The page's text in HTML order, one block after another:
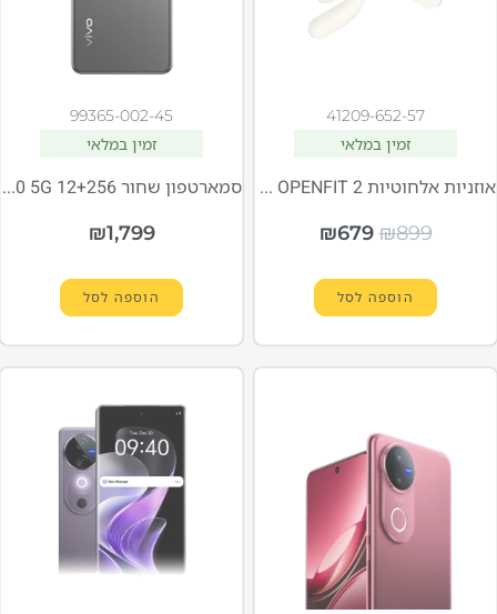
41209-652-57
זמין במלאי
אוזניות אלחוטיות Shokz OPENFIT 2 בז'
₪899
₪679
הוספה לסל
99365-002-45
זמין במלאי
סמארטפון שחור VIVO V50 5G 12+256
₪1,799
הוספה לסל